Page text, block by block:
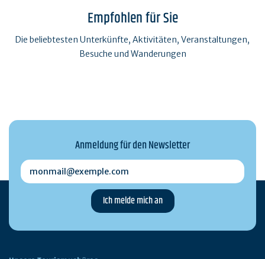
Empfohlen für Sie
Die beliebtesten Unterkünfte, Aktivitäten, Veranstaltungen,
Besuche und Wanderungen
Anmeldung für den Newsletter
monmail@exemple.com